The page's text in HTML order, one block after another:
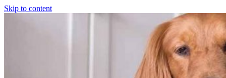
Skip to content